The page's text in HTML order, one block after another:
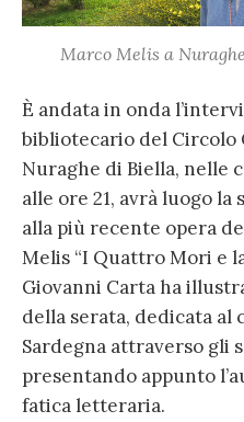
Marco Melis a
È andata in onda
bibliotecario del Circolo
Nuraghe di Biella, nelle
alle ore 21, avrà luogo
alla più recente opera
Melis “I Quattro Mori e la
Giovanni Carta ha
della serata, dedicata al
Sardegna attraverso gli
presentando appunto
fatica letteraria.